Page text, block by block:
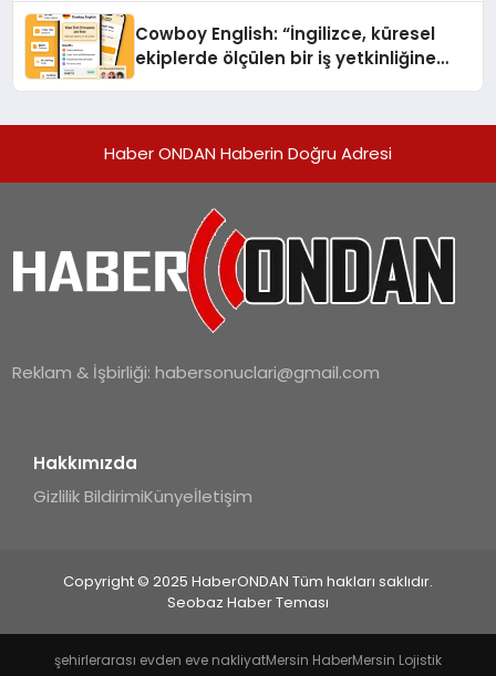
Cowboy English: “İngilizce, küresel
ekiplerde ölçülen bir iş yetkinliğine
Haber ONDAN Haberin Doğru Adresi
Reklam & İşbirliği:habersonuclari@gmail.com
Hakkımızda
Gizlilik BildirimiKünyeİletişim
Copyright © 2025 HaberONDAN Tüm hakları saklıdır.
Seobaz Haber Teması
şehirlerarası evden eve nakliyatMersin HaberMersin Lojistik